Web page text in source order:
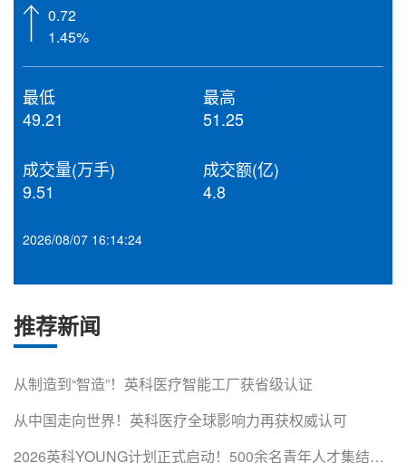
0.72
1.45%
最低
49.21
最高
51.25
成交量(万手)
9.51
成交额(亿)
4.8
2026/08/07 16:14:24
推荐新闻
从制造到“智造”！英科医疗智能工厂获省级认证
从中国走向世界！英科医疗全球影响力再获权威认可
2026英科YOUNG计划正式启动！500余名青年人才集结淄